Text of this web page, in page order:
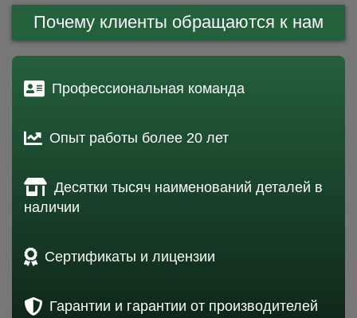
Почему клиенты обращаются к нам
Профессиональная команда
Опыт работы более 20 лет
Десятки тысяч наименований деталей в
наличии
Сертификаты и лицензии
Гарантии и гарантии от производителей